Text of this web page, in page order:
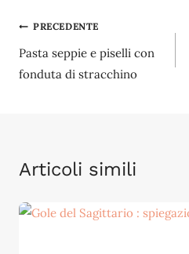
Navigazione
articoli
PRECEDENTE
Pasta seppie e piselli con
fonduta di stracchino
Articoli simili